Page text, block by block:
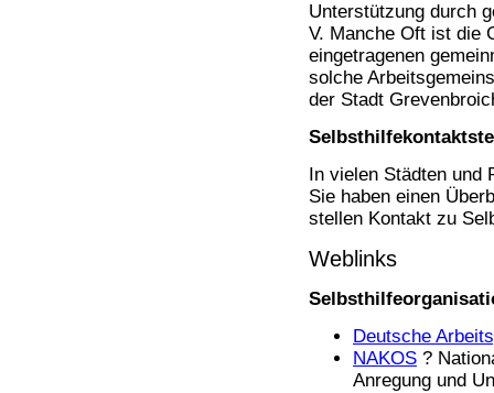
Unterstützung durch
V. Manche Oft ist die
eingetragenen
solche
der Stadt
In vielen Städten
Sie haben einen
stellen Kontakt zu
Weblinks
Deutsche
NAKOS ?
Anregung und